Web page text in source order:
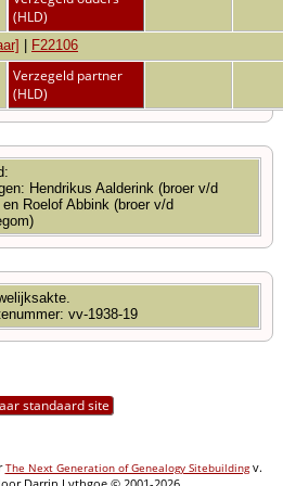
(HLD)
F22106
Verzegeld partner
(HLD)
Hendrikus Aalderink (broer v/d
en Roelof Abbink (broer v/d
vv-1938-19
standaard site
The Next Generation of Genealogy Sitebuildingv.